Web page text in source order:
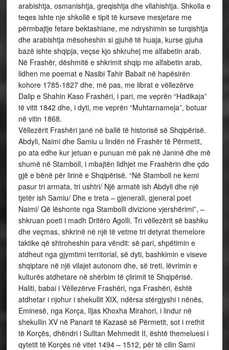
arabishtja, osmanishtja, greqishtja dhe vllahishtja. Shkolla e
teqes ishte nje shkollë e tipit të kurseve mesjetare me
përmbajtje fetare bektashiane, me ndryshimin se turqishtja
dhe arabishtja mësoheshin si gjuhë të huaja, kurse gjuha
bazë ishte shqipja, veçse kjo shkruhej me alfabetin arab.
Në Frashër, dëshmitë e shkrimit shqip me alfabetin arab,
lidhen me poemat e Nasibi Tahir Babait në hapësirën
kohore 1785-1827 dhe, më pas, me librat e vëllezërve
Dalip e Shahin Kaso Frashëri, i pari, me veprën “Hadikaja”
të vitit 1842 dhe, i dyti, me veprën “Muhtarnameja”, botuar
në vitin 1868.
Vëllezërit Frashëri janë në ballë të historisë së Shqipërisë.
Abdyli, Naimi dhe Samiu u lindën në Frashër të Përmetit,
po ata edhe kur jetuan e punuan më pak në Janinë dhe më
shumë në Stamboll, i mbajtën lidhjet me Frashërin dhe çdo
gjë e bënë për lirinë e Shqipërisë. “Në Stamboll ne kemi
pasur tri armata, tri ushtri/ Një armatë ish Abdyli dhe një
tjetër ish Samiu/ Dhe e treta – gjenerali, gjeneral poet
Naimi/ Që lëshonte nga Stambolli divizione vjershërimi”, –
shkruan poeti i madh Dritëro Agolli. Tri vëllezërit së bashku
dhe veçmas, shkrinë në një të vetme tri detyrat themelore
taktike që shtroheshin para vëndit: së pari, shpëtimin e
atdheut nga gjymtimi territorial, së dyti, bashkimin e viseve
shqiptare në një vilajet autonom dhe, së treti, lëvrimin e
kulturës atdhetare në shërbim të çlirimit të Shqipërisë.
Haliti, babai i Vëllezërve Frashëri, nga Frashëri, është
atdhetar i njohur i shekullit XIX, ndërsa stërgjyshi i nënës,
Eminesë, nga Korça, Iljas Khoxha Mirahori, i lindur në
shekullin XV në Panarit të Kazasë së Përmetit, sot i rrethit
të Korçës, dhëndri i Sulltan Mehmedit II, është themeluesi i
qytetit të Korçës në vitet 1494 – 1512, për të cilin Sami